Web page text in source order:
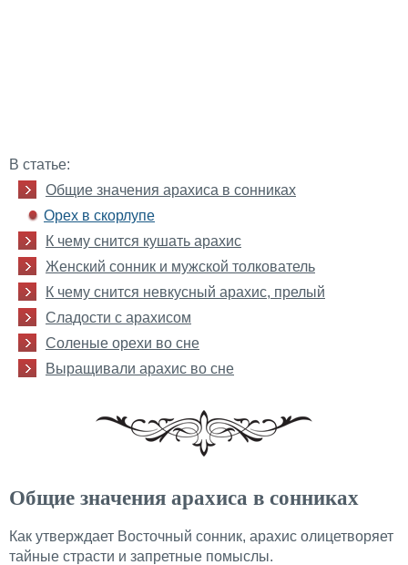
В статье:
Общие значения арахиса в сонниках
Орех в скорлупе
К чему снится кушать арахис
Женский сонник и мужской толкователь
К чему снится невкусный арахис, прелый
Сладости с арахисом
Соленые орехи во сне
Выращивали арахис во сне
Общие значения арахиса в сонниках
Как утверждает Восточный сонник, арахис олицетворяет
тайные страсти и запретные помыслы.